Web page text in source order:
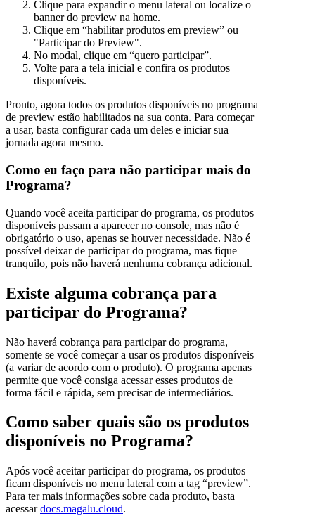
Clique para expandir o menu lateral ou localize o
banner do preview na home.
Clique em “habilitar produtos em preview” ou
"Participar do Preview".
No modal, clique em “quero participar”.
Volte para a tela inicial e confira os produtos
disponíveis.
Pronto, agora todos os produtos disponíveis no programa
de preview estão habilitados na sua conta. Para começar
a usar, basta configurar cada um deles e iniciar sua
jornada agora mesmo.
Como eu faço para não participar mais do
Programa?
Quando você aceita participar do programa, os produtos
disponíveis passam a aparecer no console, mas não é
obrigatório o uso, apenas se houver necessidade. Não é
possível deixar de participar do programa, mas fique
tranquilo, pois não haverá nenhuma cobrança adicional.
Existe alguma cobrança para
participar do Programa?
Não haverá cobrança para participar do programa,
somente se você começar a usar os produtos disponíveis
(a variar de acordo com o produto). O programa apenas
permite que você consiga acessar esses produtos de
forma fácil e rápida, sem precisar de intermediários.
Como saber quais são os produtos
disponíveis no Programa?
Após você aceitar participar do programa, os produtos
ficam disponíveis no menu lateral com a tag “preview”.
Para ter mais informações sobre cada produto, basta
acessardocs.magalu.cloud.